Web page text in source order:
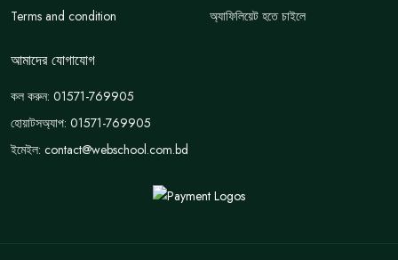
Terms and condition
অ্যাফিলিয়েট হতে চাইলে
আমাদের যোগাযোগ
কল করুন: 01571-769905
হোয়াটসঅ্যাপ: 01571-769905
ইমেইল: contact@webschool.com.bd